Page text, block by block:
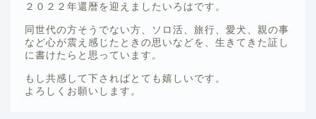
２０２２年還暦を迎えましたいろはです。
同世代の方そうでない方、ソロ活、旅行、愛犬、親の事
など心が震え感じたときの思いなどを、生きてきた証し
に書けたらと思っています。
もし共感して下さればとても嬉しいです。
よろしくお願いします。